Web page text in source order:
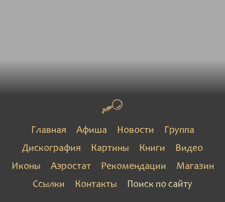
Главная Афиша Новости
Группа
Дискография
Картины Книги
Видео
Иконы
Аэростат Рекомендации
Магазин
Ссылки
Контакты Поиск по сайту